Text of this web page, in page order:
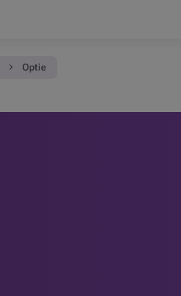
Optie